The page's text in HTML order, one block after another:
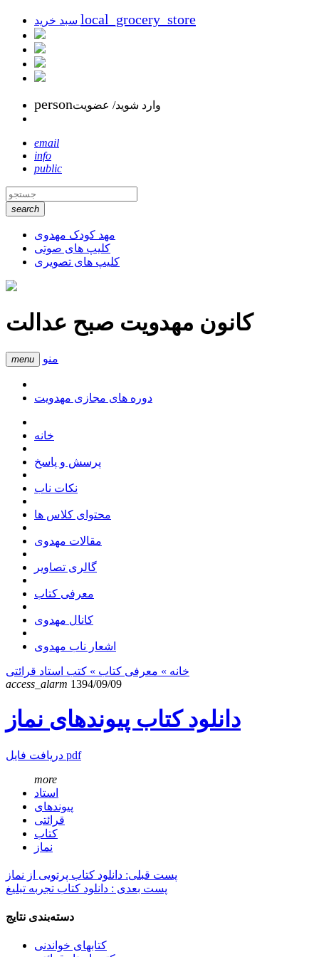
local_grocery_store
personوارد شوید/ عضویت
email
info
public
search
مهد کودک مهدوی
کلیپ های صوتی
کلیپ های تصویری
کانون مهدویت صبح عدالت
menu منو
دوره های مجازی مهدویت
خانه
پرسش و پاسخ
نکات ناب
محتوای کلاس ها
مقالات مهدوی
گالری تصاویر
معرفی کتاب
کانال مهدوی
اشعار ناب مهدوی
خانه » معرفی کتاب » کتب استاد قرائتی
access_alarm 1394/09/09
دانلود کتاب پیوندهای نماز
دریافت فایل pdf
more
استاد
پیوندهای
قرائتی
کتاب
نماز
پست قبلی: دانلود کتاب پرتویی از نماز
پست بعدی : دانلود کتاب تجربه تبلیغ
دسته‌بندی نتایج
کتابهای خواندنی